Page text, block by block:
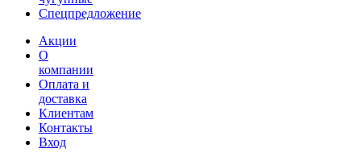
Спецпредложение
Акции
О
компании
Оплата и
доставка
Клиентам
Контакты
Вход